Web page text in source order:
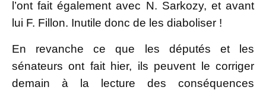
l’ont fait également avec N. Sarkozy, et avant
lui F. Fillon. Inutile donc de les diaboliser !
En revanche ce que les députés et les
sénateurs ont fait hier, ils peuvent le corriger
demain à la lecture des conséquences